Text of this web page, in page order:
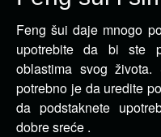
Feng šui daje mnogo
upotrebite da bi ste
oblastima svog života.
potrebno je da uredite
da podstaknete
dobre sreće .